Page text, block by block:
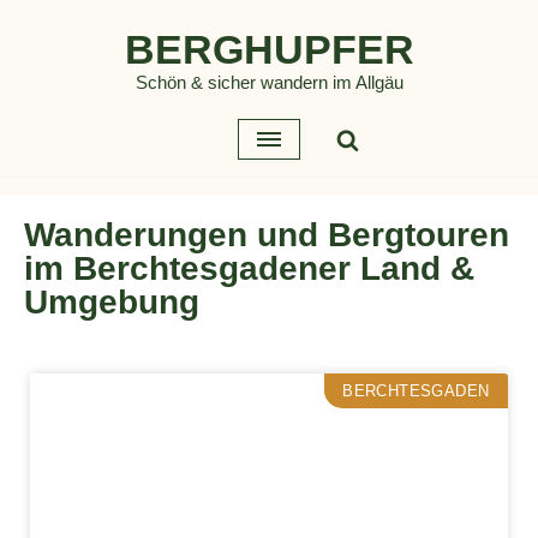
BERGHUPFER
Schön & sicher wandern im Allgäu
Wanderungen und Bergtouren
im Berchtesgadener Land &
Umgebung
BERCHTESGADEN